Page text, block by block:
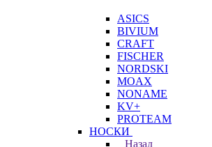
ASICS
BIVIUM
CRAFT
FISCHER
NORDSKI
MOAX
NONAME
KV+
PROTEAM
НОСКИ
Назад